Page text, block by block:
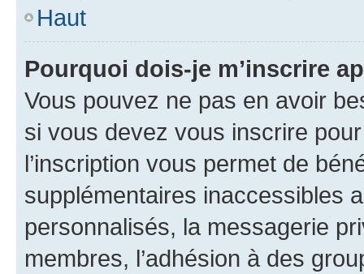
Haut
Pourquoi dois-je m’inscrire
Vous pouvez ne pas en avoir
si vous devez vous inscrire
l’inscription vous permet de
supplémentaires inaccessibles
personnalisés, la messagerie
membres, l’adhésion à des